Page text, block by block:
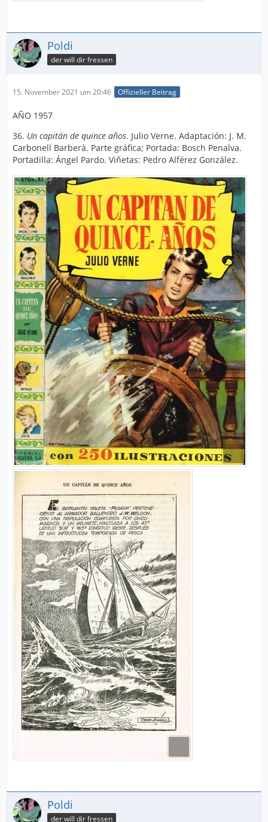
Poldi
der will dir fressen
15. November 2021 um 20:46 Offizieller Beitrag
AÑO 1957
36. Un capitán de quince años. Julio Verne. Adaptación: J. M.
Carbonell Barberà. Parte gráfica; Portada: Bosch Penalva.
Portadilla: Ángel Pardo. Viñetas: Pedro Alférez González.
Poldi
der will dir fressen